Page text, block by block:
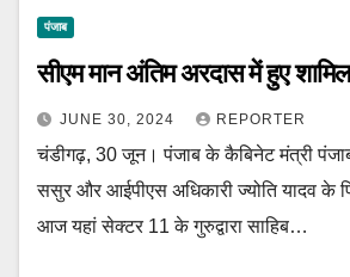
पंजाब
सीएम मान अंतिम अरदास में हुए शामिल
JUNE 30, 2024 REPORTER
चंडीगढ़, 30 जून। पंजाब के कैबिनेट मंत्री
ससुर और आईपीएस अधिकारी ज्योति यादव के
आज यहां सेक्टर 11 के गुरुद्वारा साहिब…